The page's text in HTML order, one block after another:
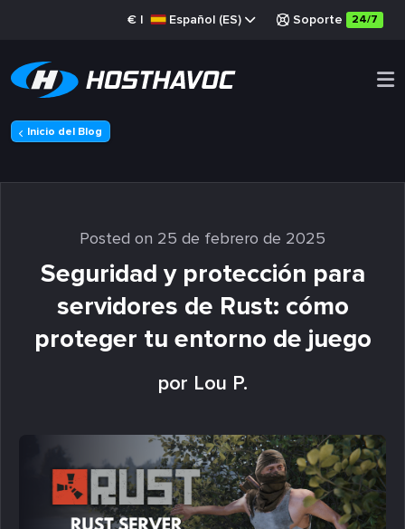
€ | Español (ES) Soporte 24/7
Inicio del Blog
Posted on 25 de febrero de 2025
Seguridad y protección para
servidores de Rust: cómo
proteger tu entorno de juego
por Lou P.